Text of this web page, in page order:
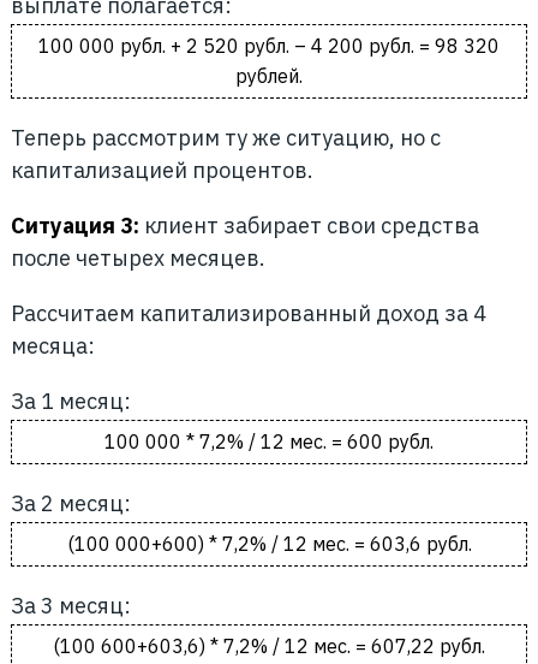
100 000 рубл. + 2 520 рубл. – 4 200 рубл. = 98 320
рублей.
Теперь рассмотрим ту же ситуацию, но с
капитализацией процентов.
Ситуация 3: клиент забирает свои средства
после четырех месяцев.
Рассчитаем капитализированный доход за 4
месяца:
За 1 месяц:
100 000 * 7,2% / 12 мес. = 600 рубл.
За 2 месяц:
(100 000+600) * 7,2% / 12 мес. = 603,6 рубл.
За 3 месяц:
(100 600+603,6) * 7,2% / 12 мес. = 607,22 рубл.